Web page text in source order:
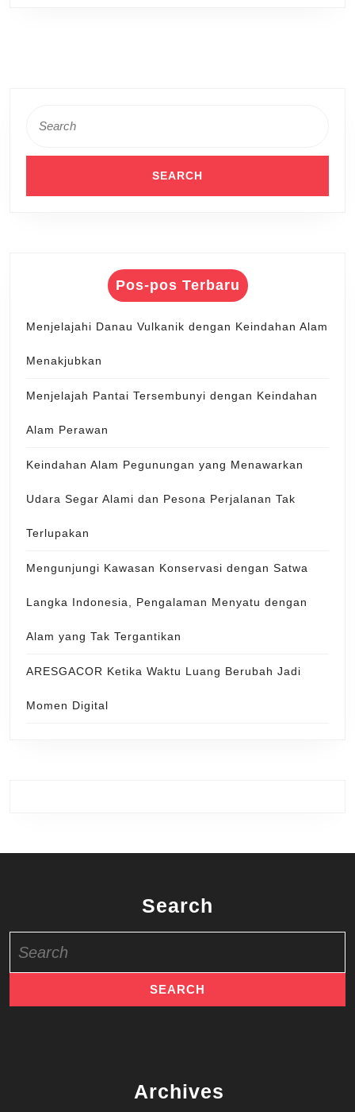
for:
Pos-pos Terbaru
Menjelajahi Danau Vulkanik dengan Keindahan Alam
Menakjubkan
Menjelajah Pantai Tersembunyi dengan Keindahan
Alam Perawan
Keindahan Alam Pegunungan yang Menawarkan
Udara Segar Alami dan Pesona Perjalanan Tak
Terlupakan
Mengunjungi Kawasan Konservasi dengan Satwa
Langka Indonesia, Pengalaman Menyatu dengan
Alam yang Tak Tergantikan
ARESGACOR Ketika Waktu Luang Berubah Jadi
Momen Digital
Search
for:
Archives